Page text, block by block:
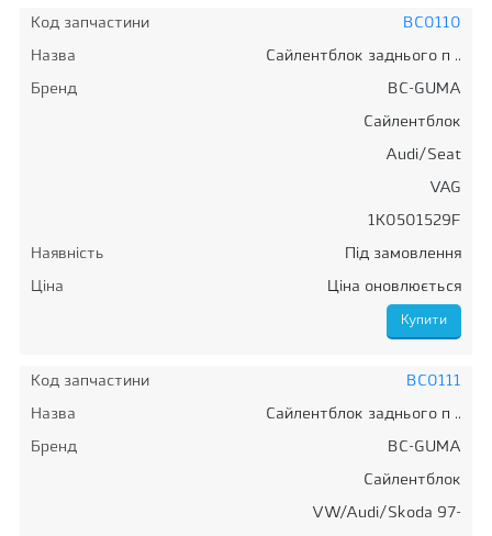
Код запчастини
BC0110
Назва
Сайлентблок заднього п ..
Бренд
BC-GUMA
Сайлентблок
Audi/Seat
VAG
1K0501529F
Наявність
Під замовлення
Ціна
Ціна оновлюється
Код запчастини
BC0111
Назва
Сайлентблок заднього п ..
Бренд
BC-GUMA
Сайлентблок
VW/Audi/Skoda 97-